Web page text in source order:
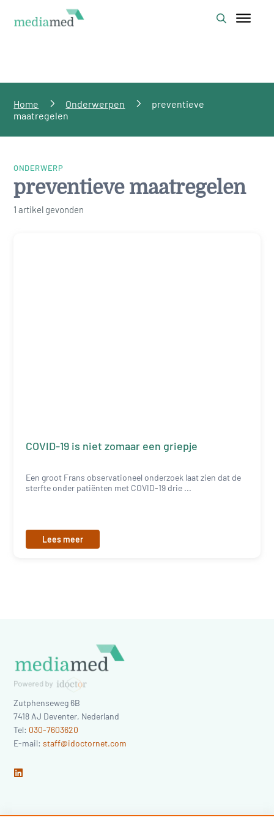
Home Onderwerpen
preventieve
maatregelen
ONDERWERP
preventieve maatregelen
1 artikel gevonden
COVID-19 is niet zomaar een griepje
Een groot Frans observationeel onderzoek laat zien dat de
sterfte onder patiënten met COVID-19 drie ...
Lees meer
Zutphenseweg 6B
7418 AJ Deventer, Nederland
Tel: 030-7603620
E-mail:staff@idoctornet.com